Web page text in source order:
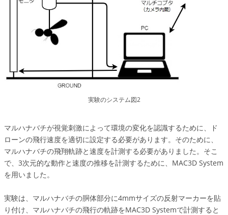
実験のシステム図2
マルハナバチが視覚刺激によって環境の変化を認識するために、ド
ローンの飛行速度を適切に設定する必要があります。そのために、
マルハナバチの飛翔軌跡と速度を計測する必要がありました。そこ
で、3次元的な動作と速度の推移を計測するために、MAC3D System
を用いました。
実験は、マルハナバチの胴体部分に4mmサイズの反射マーカーを貼
り付け、マルハナバチの飛行の軌跡をMAC3D Systemで計測すると